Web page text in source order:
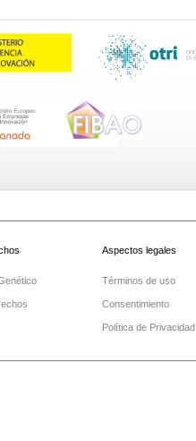
Aspectos legales
Términos de uso
Consentimiento
Política de Privacidad